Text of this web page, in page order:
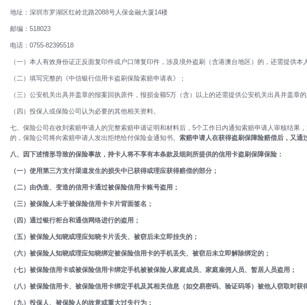
地址：深圳市罗湖区红岭北路2088号人保金融大厦14楼
邮编：518023
电话：0755-82395518
（一）本人有效身份证正反面复印件或户口簿复印件，涉及境外盗刷（含港澳台地区）的，还需提供
（二）填写完整的《中信银行信用卡盗刷保险索赔申请表》；
（三）公安机关出具并盖章的报案回执原件，报损金额5万（含）以上的还需提供公安机关出具并盖章的
（四）投保人或保险公司认为必要的其他相关资料。
七、保险公司在收到索赔申请人的完整索赔申请证明和材料后，5个工作日内通知索赔申请人审核结
的，保险公司将向索赔申请人发出拒绝给付保险金通知书。 索赔申请人在获得盗刷保障险赔偿后，又通
八、因下述情形导致的保险事故，持卡人将不享有本条款及细则所提供的信用卡盗刷保障保险：
（一）使用第三方支付渠道发生的损失中已获得或理应获得赔偿的部分；
（二）由伪造、变造的信用卡通过被保险信用卡账号盗用；
（三）被保险人未于被保险信用卡卡片背面签名；
（四）通过银行柜台和通信网络进行的盗用；
（五）被保险人知晓或理应知晓卡片丢失、被窃后未立即挂失的；
（六）被保险人知晓或理应知晓绑定被保险信用卡的手机丢失、被窃后未立即解除绑定的；
（七）被保险信用卡或被保险信用卡绑定手机被被保险人家庭成员、家庭雇佣人员、暂居人员盗用；
（八）被保险信用卡、被保险信用卡绑定手机及其相关信息（如交易密码、验证码等）被他人窃取时获
（九）投保人、被保险人的故意或重大过失行为；